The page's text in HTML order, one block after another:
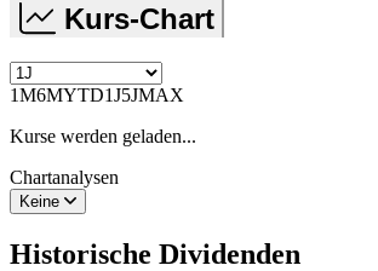
Kurs-Chart
1M6MYTD1J5JMAX
Kurse werden geladen...
Chartanalysen
Keine
Historische Dividenden